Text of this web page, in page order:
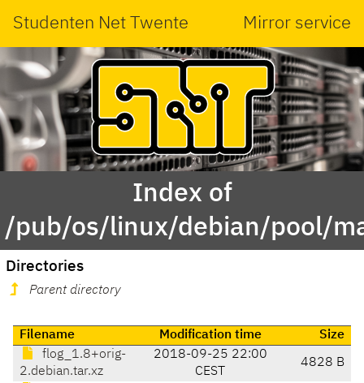
Studenten Net Twente Mirror service
Index of
/pub/os/linux/debian/pool/
Directories
Parent directory
Filename Modification time
Size
flog_1.8+orig-
2.debian.tar.xz
2018-09-25 22:00
CEST
4828 B